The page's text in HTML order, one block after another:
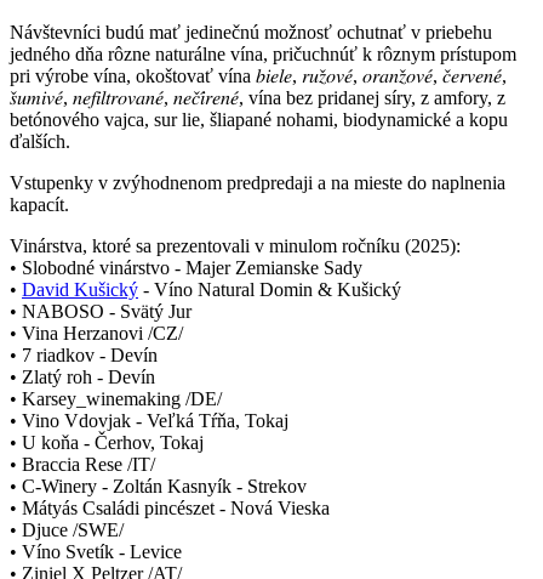
Návštevníci budú mať jedinečnú možnosť ochutnať v priebehu
jedného dňa rôzne naturálne vína, pričuchnúť k rôznym prístupom
pri výrobe vína, okoštovať vína 𝑏𝑖𝑒𝑙𝑒, 𝑟𝑢𝑧̌𝑜𝑣𝑒́, 𝑜𝑟𝑎𝑛𝑧̌𝑜𝑣𝑒́, 𝑐̌𝑒𝑟𝑣𝑒𝑛𝑒́,
𝑠̌𝑢𝑚𝑖𝑣𝑒́, 𝑛𝑒𝑓𝑖𝑙𝑡𝑟𝑜𝑣𝑎𝑛𝑒́, 𝑛𝑒𝑐̌𝑖́𝑟𝑒𝑛𝑒́, vína bez pridanej síry, z amfory, z
betónového vajca, sur lie, šliapané nohami, biodynamické a kopu
ďalších.
Vstupenky v zvýhodnenom predpredaji a na mieste do naplnenia
kapacít.
Vinárstva, ktoré sa prezentovali v minulom ročníku (2025):
• Slobodné vinárstvo - Majer Zemianske Sady
• David Kušický - Víno Natural Domin & Kušický
• NABOSO - Svätý Jur
• Vina Herzanovi /CZ/
• 7 riadkov - Devín
• Zlatý roh - Devín
• Karsey_winemaking /DE/
• Vino Vdovjak - Veľká Tŕňa, Tokaj
• U koňa - Čerhov, Tokaj
• Braccia Rese /IT/
• C-Winery - Zoltán Kasnyík - Strekov
• Mátyás Családi pincészet - Nová Vieska
• Djuce /SWE/
• Víno Svetík - Levice
• Ziniel X Peltzer /AT/